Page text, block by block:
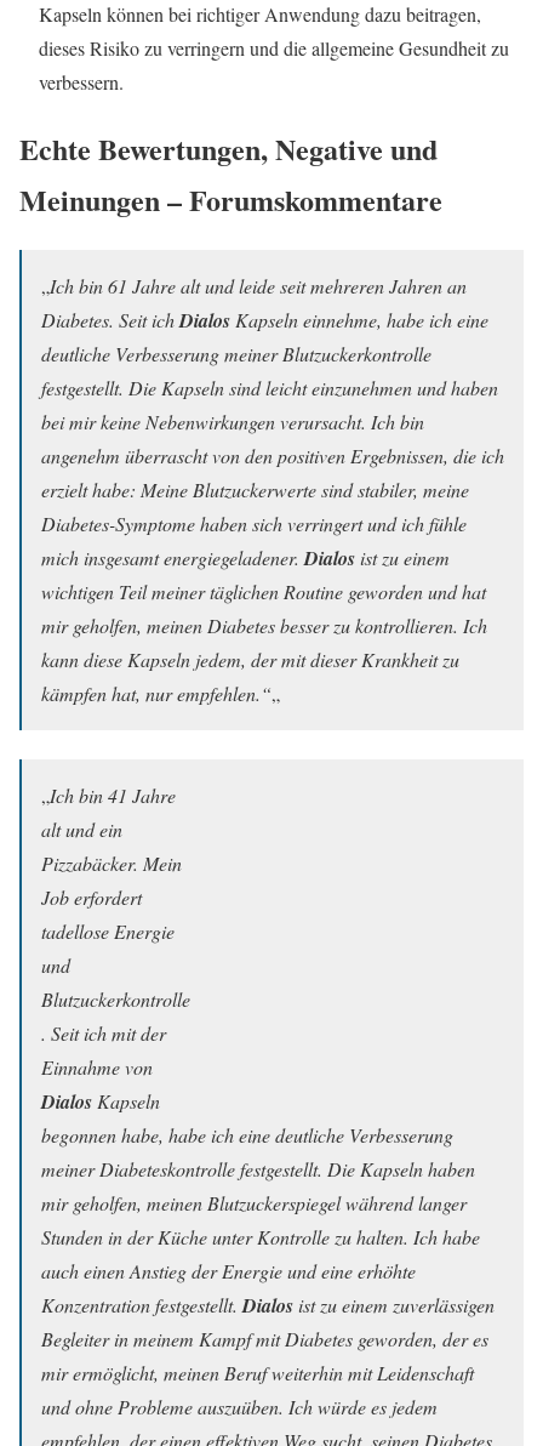
Kapseln können bei richtiger Anwendung dazu beitragen,
dieses Risiko zu verringern und die allgemeine Gesundheit zu
verbessern.
Echte Bewertungen, Negative und
Meinungen – Forumskommentare
„Ich bin 61 Jahre alt und leide seit mehreren Jahren an
Diabetes. Seit ichDialos Kapseln einnehme, habe ich eine
deutliche Verbesserung meiner Blutzuckerkontrolle
festgestellt. Die Kapseln sind leicht einzunehmen und haben
bei mir keine Nebenwirkungen verursacht. Ich bin
angenehm überrascht von den positiven Ergebnissen, die ich
erzielt habe: Meine Blutzuckerwerte sind stabiler, meine
Diabetes-Symptome haben sich verringert und ich fühle
mich insgesamt energiegeladener. Dialos ist zu einem
wichtigen Teil meiner täglichen Routine geworden und hat
mir geholfen, meinen Diabetes besser zu kontrollieren. Ich
kann diese Kapseln jedem, der mit dieser Krankheit zu
kämpfen hat, nur empfehlen.“„
„Ich bin 41 Jahre
alt und ein
Pizzabäcker. Mein
Job erfordert
tadellose Energie
und
Blutzuckerkontrolle
. Seit ich mit der
Einnahme von
Dialos Kapseln
begonnen habe, habe ich eine deutliche Verbesserung
meiner Diabeteskontrolle festgestellt. Die Kapseln haben
mir geholfen, meinen Blutzuckerspiegel während langer
Stunden in der Küche unter Kontrolle zu halten. Ich habe
auch einen Anstieg der Energie und eine erhöhte
Konzentration festgestellt. Dialos ist zu einem zuverlässigen
Begleiter in meinem Kampf mit Diabetes geworden, der es
mir ermöglicht, meinen Beruf weiterhin mit Leidenschaft
und ohne Probleme auszuüben. Ich würde es jedem
empfehlen, der einen effektiven Weg sucht, seinen Diabetes